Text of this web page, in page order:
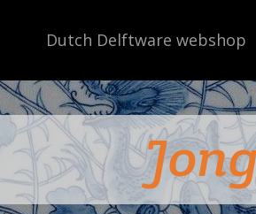
Dutch Delftware webshop